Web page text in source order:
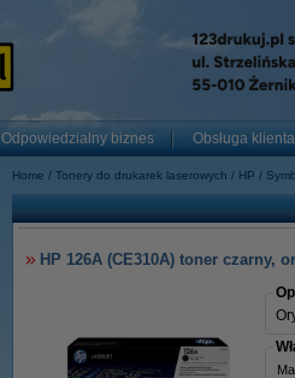
Odpowiedzialny biznes Obsługa klienta
Home Tonery do drukarek laserowych HP
HP 126A (CE310A) toner czarny,